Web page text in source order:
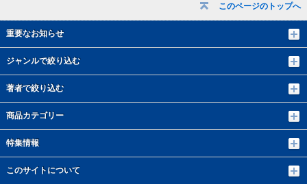
このページのトップへ
重要なお知らせ
ジャンルで絞り込む
著者で絞り込む
商品カテゴリー
特集情報
このサイトについて